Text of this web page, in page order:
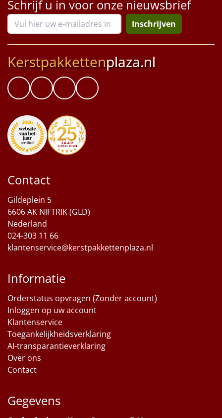
Schrijf u in voor onze nieuwsbrief
Inschrijven
Kerstpakkettenplaza.nl
Contact
Gildeplein 5
6606 AK NIFTRIK (GLD)
Nederland
024-303 11 66
klantenservice@kerstpakkettenplaza.nl
Informatie
Orderstatus opvragen (Zonder account)
Inloggen op uw account
Klantenservice
Toegankelijkheidsverklaring
AI-transparantieverklaring
Over ons
Contact
Gegevens